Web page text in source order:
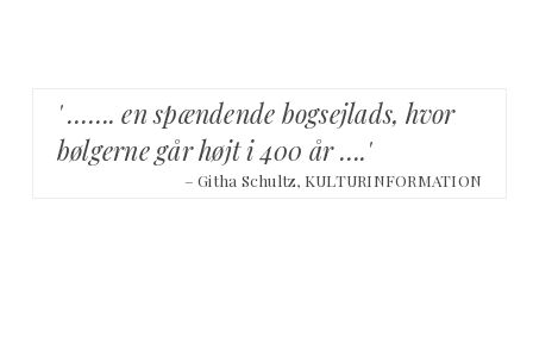
' ……. en spændende bogsejlads, hvor
bølgerne går højt i 400 år ….'
– Githa Schultz, KULTURINFORMATION